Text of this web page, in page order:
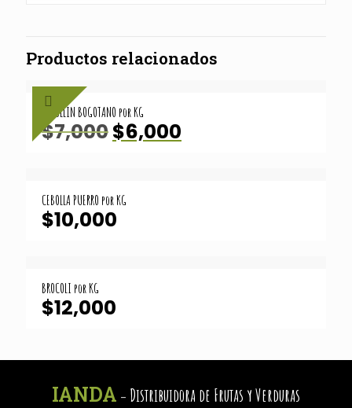
Productos relacionados
CEBOLLIN BOGOTANO por KG
$7,000El
precio
$7,000.
$6,000
precio
CEBOLLA PUERRO por KG
$10,000
BROCOLI por KG
$12,000
IANDA - Distribuidora de Frutas y Verduras